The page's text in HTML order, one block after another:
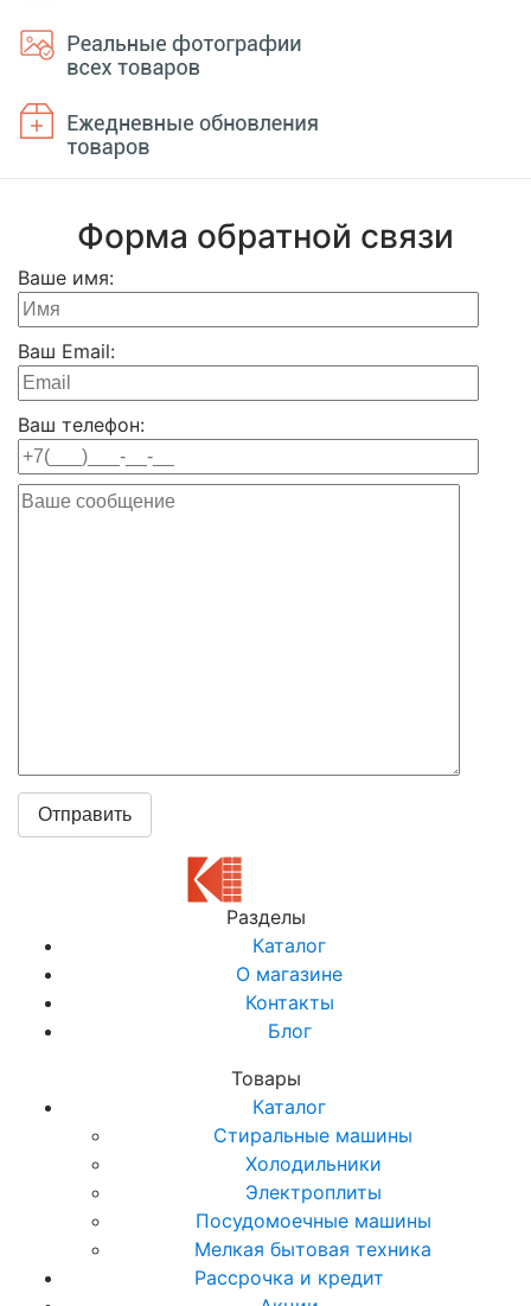
Форма обратной связи
Ваше имя:
Ваш Email:
Ваш телефон:
Разделы
Каталог
О магазине
Контакты
Блог
Товары
Каталог
Стиральные машины
Холодильники
Электроплиты
Посудомоечные машины
Мелкая бытовая техника
Рассрочка и кредит